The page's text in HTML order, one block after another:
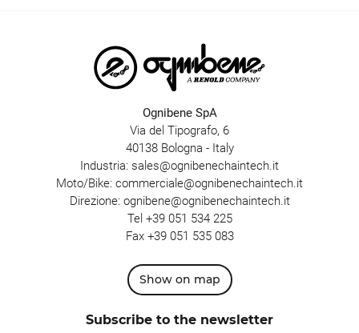
Ognibene SpA
Via del Tipografo, 6
40138 Bologna - Italy
Industria: sales@ognibenechaintech.it
Moto/Bike: commerciale@ognibenechaintech.it
Direzione: ognibene@ognibenechaintech.it
Tel +39 051 534 225
Fax +39 051 535 083
Show on map
Subscribe to the newsletter